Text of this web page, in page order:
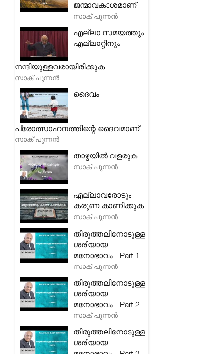
ജന്മാവകാശമാണ്
സാക് പുന്നൻ
എല്ലാ സമയത്തും
എല്ലാറ്റിനും
നന്ദിയുള്ളവരായിരിക്കുക
സാക് പുന്നൻ
ദൈവം
പ്രോത്സാഹനത്തിന്റെ ദൈവമാണ്
സാക് പുന്നൻ
താഴ്മയിൽ വളരുക
സാക് പുന്നൻ
എല്ലാവരോടും
കരുണ കാണിക്കുക
സാക് പുന്നൻ
തിരുത്തലിനോടുള്ള
ശരിയായ
മനോഭാവം - Part 1
സാക് പുന്നൻ
തിരുത്തലിനോടുള്ള
ശരിയായ
മനോഭാവം - Part 2
സാക് പുന്നൻ
തിരുത്തലിനോടുള്ള
ശരിയായ